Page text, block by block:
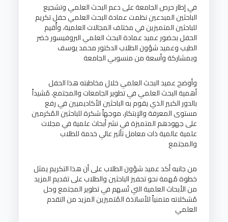
في إطار حرص الجامعة على دعم البحث العلمي وتشجيع
الباحثين المبدعين نظمت عمادة البحث العلمي حفل تكريم
للباحثين المتميزين في مختلف المجالات العلمية، وأُقيم
الحفل بحضور عميد عمادة البحث العلمي البروفيسور خضر
الطيب وعميد شؤون الطلاب الدكتور محمد يوسف
وبمشاركة وأسعة من منسوبي الجامعة
وأوضح عميد البحث العلمي خلال مخاطبته هذا الحفل
أهمية البحث العلمي في تطوير الجامعات والمجتمع، مُشيداً
بالدور الكبير الذي يقوم به الباحثين الأكاديميين في رفع
مستوى المعرفة والإبتكار، موجهاً شكرة للباحثين المُكرمين
على جهودهم المتميزة في نشر أبحاث علمية في مجلات
علمية عالمية ذات معامل تأثير عالي خدمة للطلاب
والمجتمع
من جانبه أكد عميد شؤون الطلاب على أن هذا التكريم يمثل
خطوة مُهمة نحو تحفيز الباحثين والطلاب على تقديم المزيد
من الأبحاث العلمية التي تُسهم في تطوير المجتمع وحل
مُشكلاته متمنياً للأساتذة المُتميزين المزيد من التقدم
العلمي